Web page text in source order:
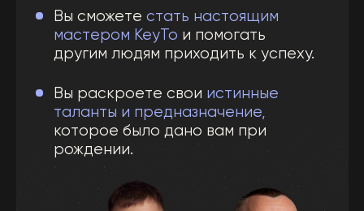
Описание всех данностей:
Содержит общее описание системы
KeyTo и главную информацию, по
которой можно начинать обучение.
После прочтения первой книги вы
знакомых. Вы начнете применять
знания и улучшите все сферы своей
жизни. Даже базовая книга KeyTo
содержит больше информации, чем
любой другой учебник по